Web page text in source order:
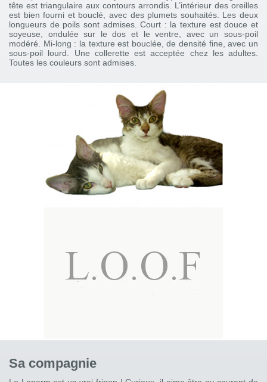
tête est triangulaire aux contours arrondis. L’intérieur des oreilles
est bien fourni et bouclé, avec des plumets souhaités. Les deux
longueurs de poils sont admises. Court : la texture est douce et
soyeuse, ondulée sur le dos et le ventre, avec un sous-poil
modéré. Mi-long : la texture est bouclée, de densité fine, avec un
sous-poil lourd. Une collerette est acceptée chez les adultes.
Toutes les couleurs sont admises.
Sa compagnie